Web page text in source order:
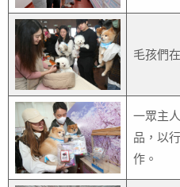
毛孩們
一眾主
品，以
作。